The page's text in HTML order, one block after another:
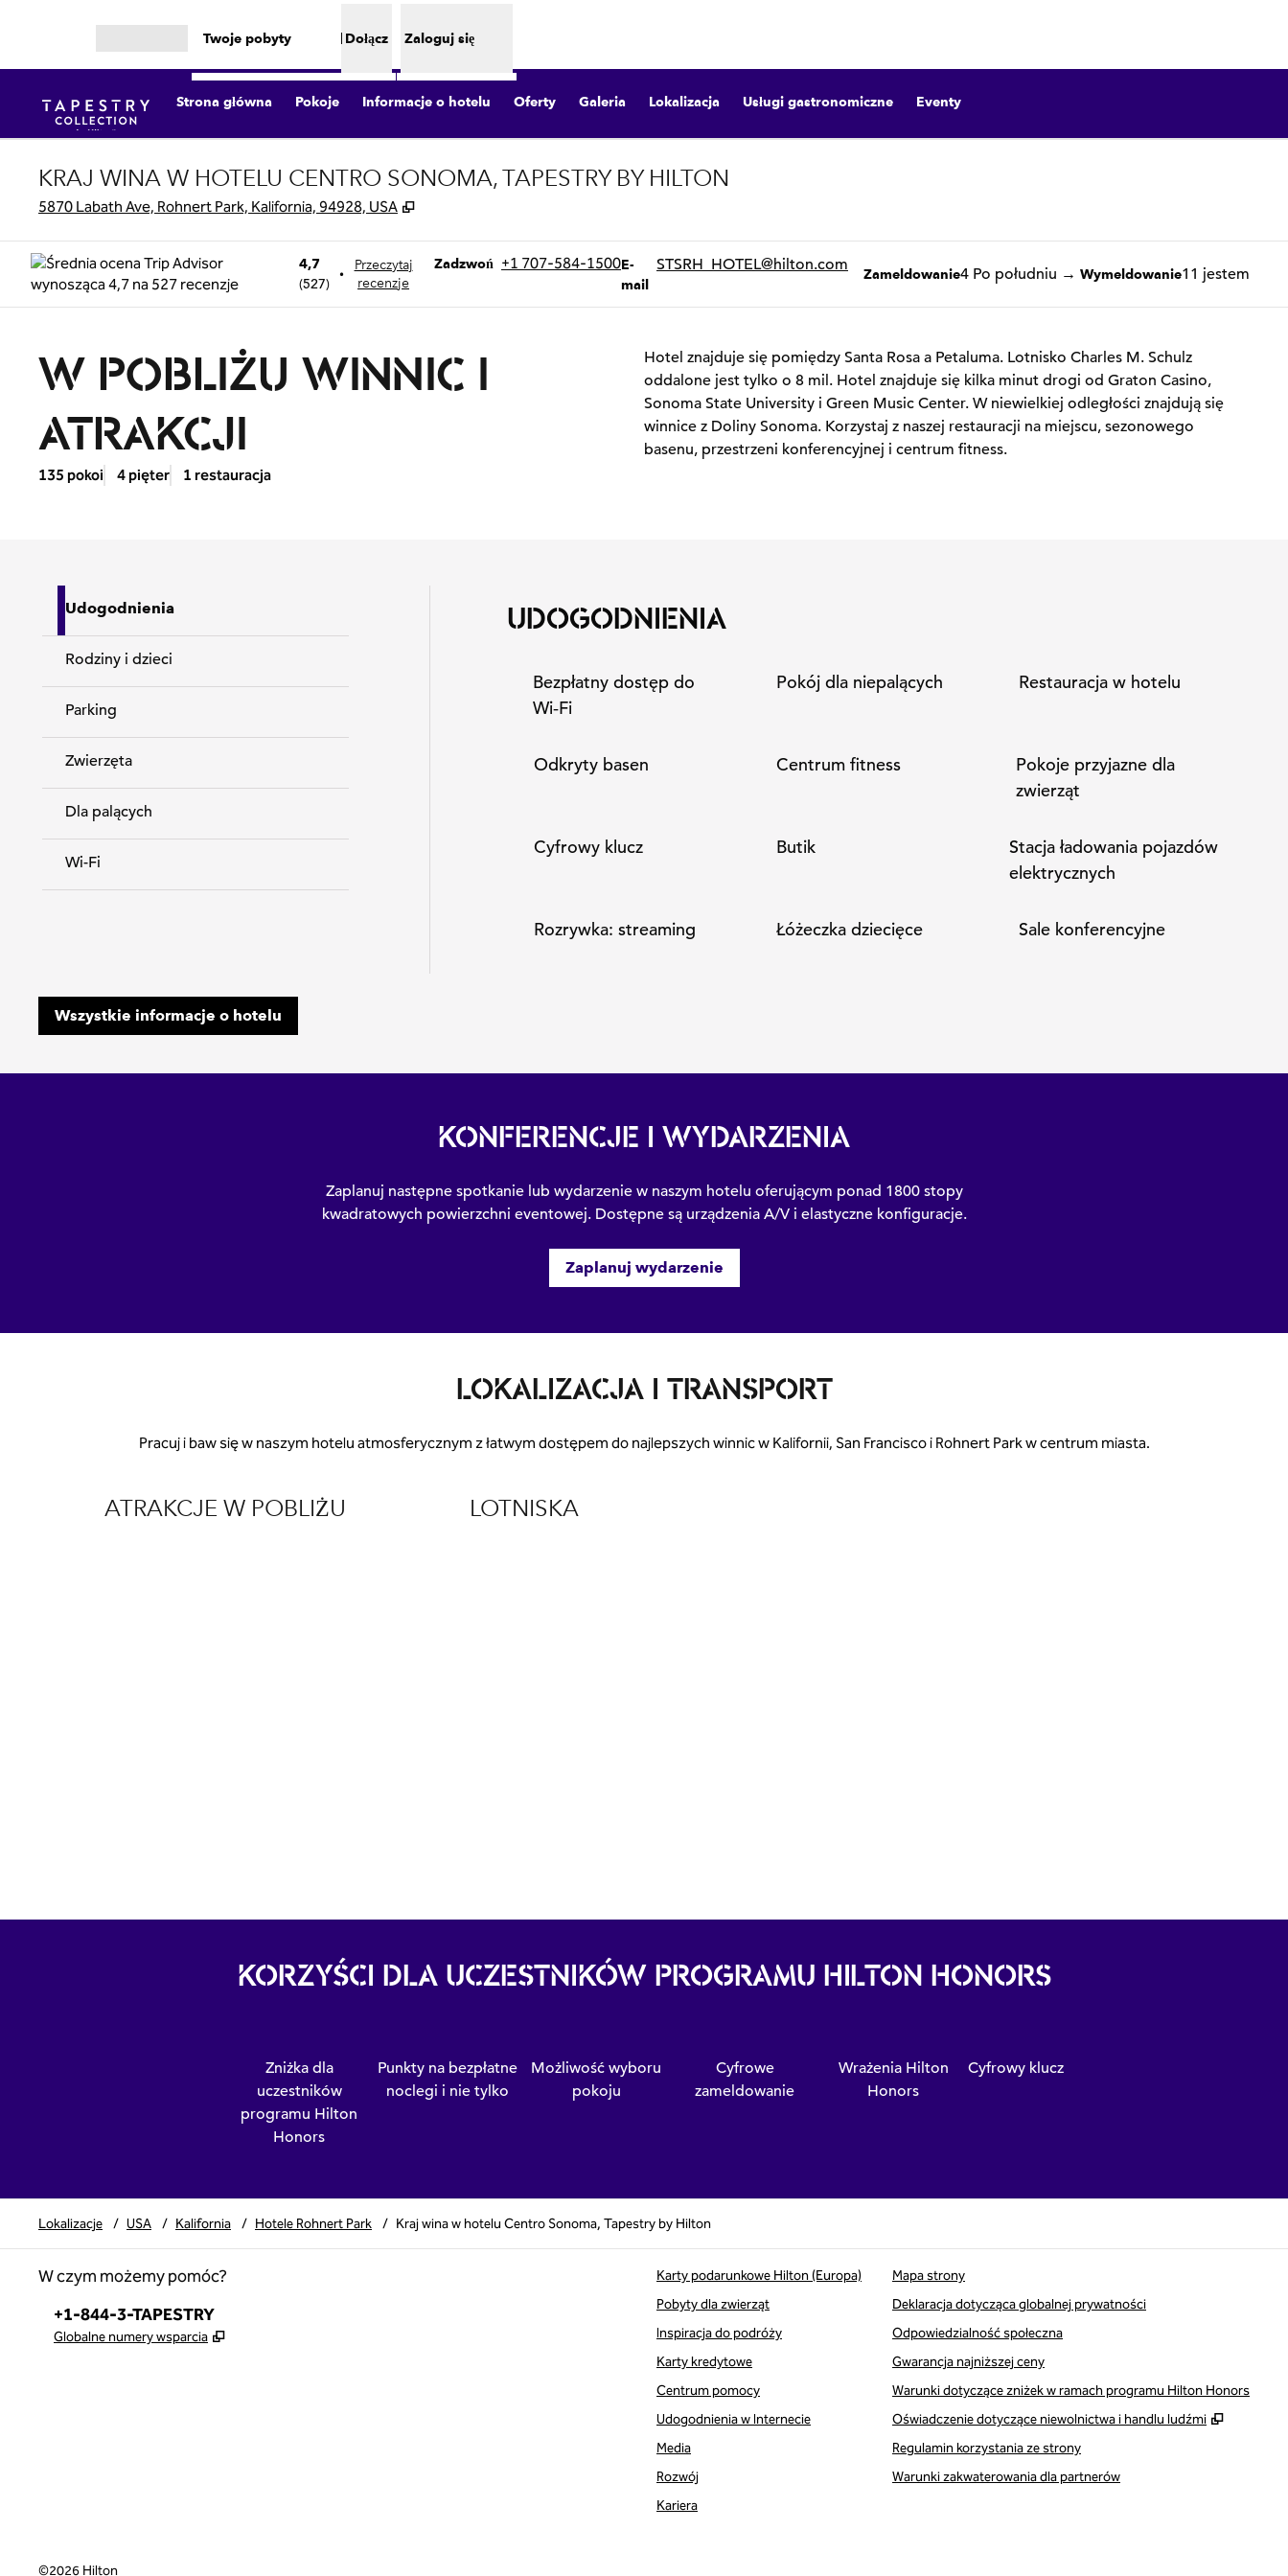
Twoje pobyty Dołącz Zaloguj się
Strona główna Pokoje Informacje o hotelu Oferty Galeria Lokalizacja Usługi gastronomiczne Eventy
KRAJ WINA W HOTELU CENTRO SONOMA, TAPESTRY BY HILTON
5870 Labath Ave, Rohnert Park, Kalifornia, 94928, USA ,
4,7
(527)
•
Przeczytaj
recenzje
Zadzwoń
Rozmowa +1 707-584-1500E-
mail
Email STSRH_HOTEL@hilton.com Zameldowanie4 Po południu → Wymeldowanie11 jestem
W POBLIŻU WINNIC I
ATRAKCJI
135 pokoi 4 pięter 1 restauracja
Hotel znajduje się pomiędzy Santa Rosa a Petaluma. Lotnisko Charles M. Schulz
oddalone jest tylko o 8 mil. Hotel znajduje się kilka minut drogi od Graton Casino,
Sonoma State University i Green Music Center. W niewielkiej odległości znajdują się
winnice z Doliny Sonoma. Korzystaj z naszej restauracji na miejscu, sezonowego
basenu, przestrzeni konferencyjnej i centrum fitness.
Udogodnienia
Rodziny i dzieci
Parking
Zwierzęta
Dla palących
Wi-Fi
UDOGODNIENIA
Bezpłatny dostęp do
Wi‑Fi
Pokój dla niepalących Restauracja w hotelu
Odkryty basen Centrum fitness
Pokoje przyjazne dla
zwierząt
Cyfrowy klucz Butik
Stacja ładowania pojazdów
elektrycznych
Rozrywka: streaming Łóżeczka dziecięce Sale konferencyjne
Wszystkie informacje o hotelu
KONFERENCJE I WYDARZENIA
Zaplanuj następne spotkanie lub wydarzenie w naszym hotelu oferującym ponad 1800 stopy
kwadratowych powierzchni eventowej. Dostępne są urządzenia A/V i elastyczne konfiguracje.
Zaplanuj wydarzenie
LOKALIZACJA I TRANSPORT
Pracuj i baw się w naszym hotelu atmosferycznym z łatwym dostępem do najlepszych winnic w Kalifornii, San Francisco i Rohnert Park w centrum miasta.
ATRAKCJE W POBLIŻU LOTNISKA
KORZYŚCI DLA UCZESTNIKÓW PROGRAMU HILTON HONORS
Zniżka dla
uczestników
programu Hilton
Honors
Punkty na bezpłatne
noclegi i nie tylko
Możliwość wyboru
pokoju
Cyfrowe
zameldowanie
Wrażenia Hilton
Honors
Cyfrowy klucz
Lokalizacje / USA / Kalifornia / Hotele Rohnert Park / Kraj wina w hotelu Centro Sonoma, Tapestry by Hilton
W czym możemy pomóc?
Telefon:
+1-844-3-TAPESTRY
Globalne numery wsparcia ,
Karty podarunkowe Hilton (Europa)
Pobyty dla zwierząt
Inspiracja do podróży
Karty kredytowe
Centrum pomocy
Udogodnienia w Internecie
Media
Rozwój
Kariera
Mapa strony
Deklaracja dotycząca globalnej prywatności
Odpowiedzialność społeczna
Gwarancja najniższej ceny
Warunki dotyczące zniżek w ramach programu Hilton Honors
Oświadczenie dotyczące niewolnictwa i handlu ludźmi
,
Regulamin korzystania ze strony
Warunki zakwaterowania dla partnerów
©2026 Hilton